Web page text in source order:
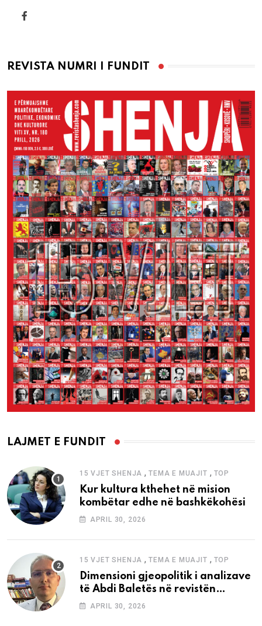
REVISTA NUMRI I FUNDIT
LAJMET E FUNDIT
15 VJET SHENJA ,TEMA E MUAJIT , TOP
Kur kultura kthehet në mision
kombëtar edhe në bashkëkohësi
APRIL 30, 2026
15 VJET SHENJA ,TEMA E MUAJIT , TOP
Dimensioni gjeopolitik i analizave
të Abdi Baletës në revistën
“Shenja”
APRIL 30, 2026